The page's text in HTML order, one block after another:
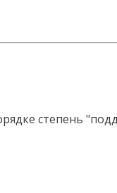
степень